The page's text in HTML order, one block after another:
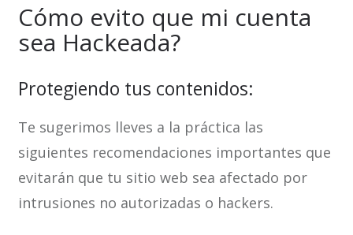
Cómo evito que mi cuenta
sea Hackeada?
Protegiendo tus contenidos:
Te sugerimos lleves a la práctica las
siguientes recomendaciones importantes que
evitarán que tu sitio web sea afectado por
intrusiones no autorizadas o hackers.